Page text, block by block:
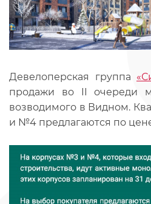
Девелоперская группа
продажи во II очереди
возводимого в Видном.
и №4 предлагаются по